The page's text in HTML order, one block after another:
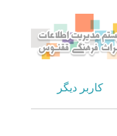
کاربر دیگر